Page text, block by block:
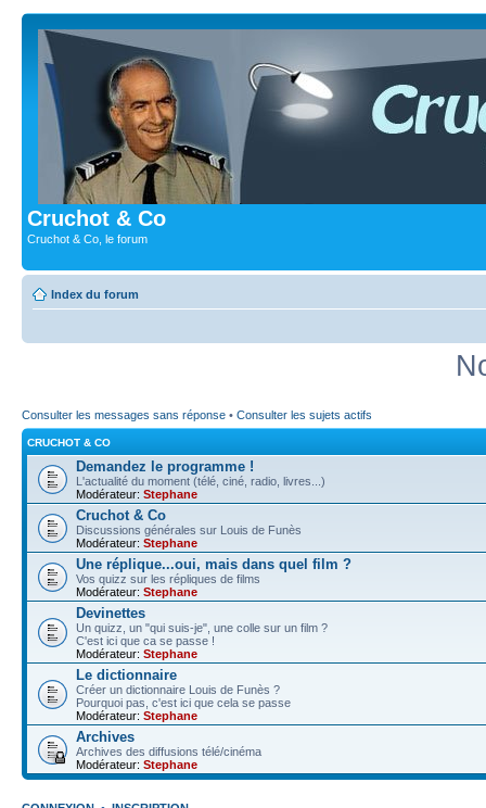
Cruchot & Co
Cruchot & Co, le forum
Index du forum
Consulter les messages sans réponse • Consulter les sujets actifs
CRUCHOT & CO
Demandez le programme !
L'actualité du moment (télé, ciné, radio, livres...)
Modérateur: Stephane
Cruchot & Co
Discussions générales sur Louis de Funès
Modérateur: Stephane
Une réplique...oui, mais dans quel film ?
Vos quizz sur les répliques de films
Modérateur: Stephane
Devinettes
Un quizz, un "qui suis-je", une colle sur un film ?
C'est ici que ca se passe !
Modérateur: Stephane
Le dictionnaire
Créer un dictionnaire Louis de Funès ?
Pourquoi pas, c'est ici que cela se passe
Modérateur: Stephane
Archives
Archives des diffusions télé/cinéma
Modérateur: Stephane